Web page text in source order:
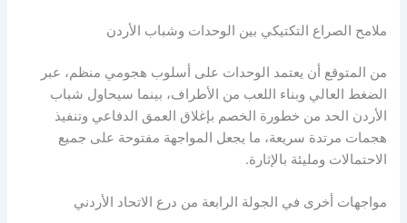
ملامح الصراع التكتيكي بين الوحدات وشباب الأردن
من المتوقع أن يعتمد الوحدات على أسلوب هجومي منظم، عبر
الضغط العالي وبناء اللعب من الأطراف، بينما سيحاول شباب
الأردن الحد من خطورة الخصم بإغلاق العمق الدفاعي وتنفيذ
هجمات مرتدة سريعة، ما يجعل المواجهة مفتوحة على جميع
الاحتمالات ومليئة بالإثارة.
مواجهات أخرى في الجولة الرابعة من درع الاتحاد الأردني